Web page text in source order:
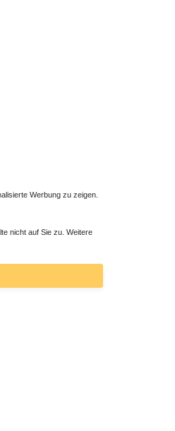
Werbung zu zeigen.
nicht auf Sie zu. Weitere